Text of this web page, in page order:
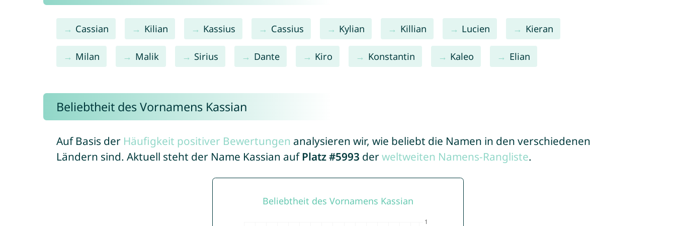
Cassian Kilian Kassius Cassius Kylian Killian Lucien Kieran
Milan Malik Sirius Dante Kiro Konstantin Kaleo Elian
Beliebtheit des Vornamens Kassian
Auf Basis der Häufigkeit positiver Bewertungen analysieren wir, wie beliebt die Namen in den verschiedenen
Ländern sind. Aktuell steht der Name Kassian auf Platz #5993 derweltweiten Namens-Rangliste.